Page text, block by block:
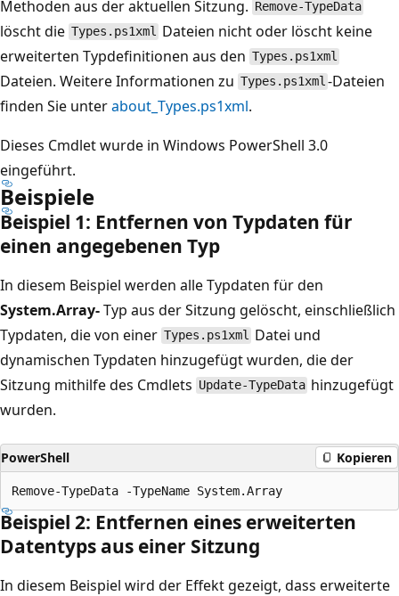
Methoden aus der aktuellen Sitzung. Remove-TypeData
löscht die Types.ps1xml Dateien nicht oder löscht keine
erweiterten Typdefinitionen aus den Types.ps1xml
Dateien. Weitere Informationen zu Types.ps1xml -Dateien
finden Sie unterabout_Types.ps1xml.
Dieses Cmdlet wurde in Windows PowerShell 3.0
eingeführt.
Beispiele
Beispiel 1: Entfernen von Typdaten für
einen angegebenen Typ
In diesem Beispiel werden alle Typdaten für den
System.Array-Typ aus der Sitzung gelöscht, einschließlich
Typdaten, die von einer Types.ps1xml Datei und
dynamischen Typdaten hinzugefügt wurden, die der
Sitzung mithilfe des Cmdlets Update-TypeData hinzugefügt
wurden.
PowerShell Kopieren
Beispiel 2: Entfernen eines erweiterten
Datentyps aus einer Sitzung
In diesem Beispiel wird der Effekt gezeigt, dass erweiterte